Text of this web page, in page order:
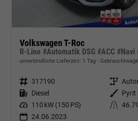
Volkswagen T-Roc
unverbindliche Lieferzeit: 1 Tag
Fahrzeugnr. 317190 Getriebe
Kraftstoff Diesel Außenfarbe
Pyrit
Leistung 110 kW (150 PS) Kilometerstand
24.06.2023